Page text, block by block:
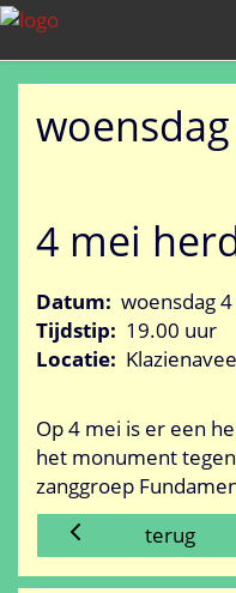
4 mei
Datum: woensdag
Tijdstip: 19.00 uur
Locatie:
Op 4 mei is er een
het monument
zanggroep
terug